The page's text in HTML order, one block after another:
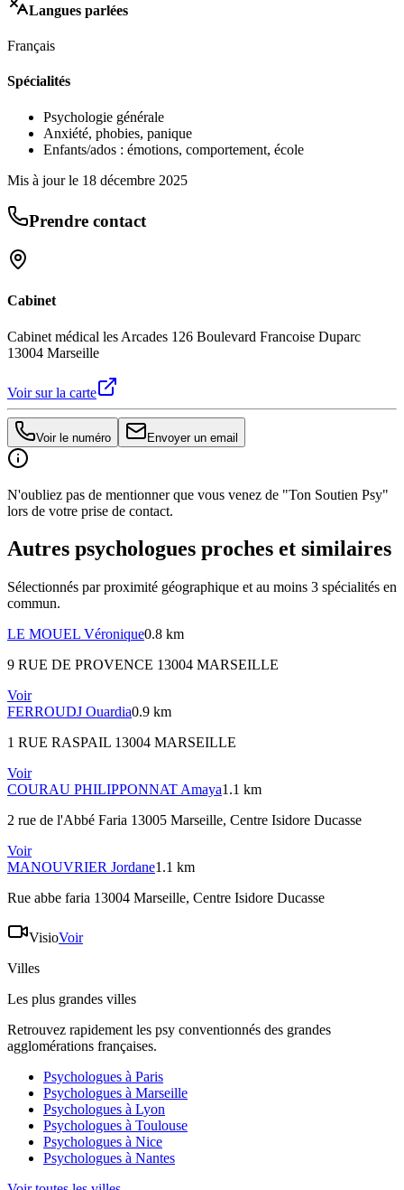
Langues parlées
Français
Spécialités
Psychologie générale
Anxiété, phobies, panique
Enfants/ados : émotions, comportement, école
Mis à jour le 18 décembre 2025
Prendre contact
Cabinet
Cabinet médical les Arcades 126 Boulevard Francoise Duparc
13004 Marseille
Voir sur la carte
Voir le numéro Envoyer un email
N'oubliez pas de mentionner que vous venez de "Ton Soutien Psy"
lors de votre prise de contact.
Autres psychologues proches et similaires
Sélectionnés par proximité géographique et au moins 3 spécialités en
commun.
LE MOUEL Véronique0.8 km
9 RUE DE PROVENCE 13004 MARSEILLE
Voir
FERROUDJ Ouardia0.9 km
1 RUE RASPAIL 13004 MARSEILLE
Voir
COURAU PHILIPPONNAT Amaya1.1 km
2 rue de l'Abbé Faria 13005 Marseille, Centre Isidore Ducasse
Voir
MANOUVRIER Jordane1.1 km
Rue abbe faria 13004 Marseille, Centre Isidore Ducasse
VisioVoir
Villes
Les plus grandes villes
Retrouvez rapidement les psy conventionnés des grandes
agglomérations françaises.
Psychologues à Paris
Psychologues à Marseille
Psychologues à Lyon
Psychologues à Toulouse
Psychologues à Nice
Psychologues à Nantes